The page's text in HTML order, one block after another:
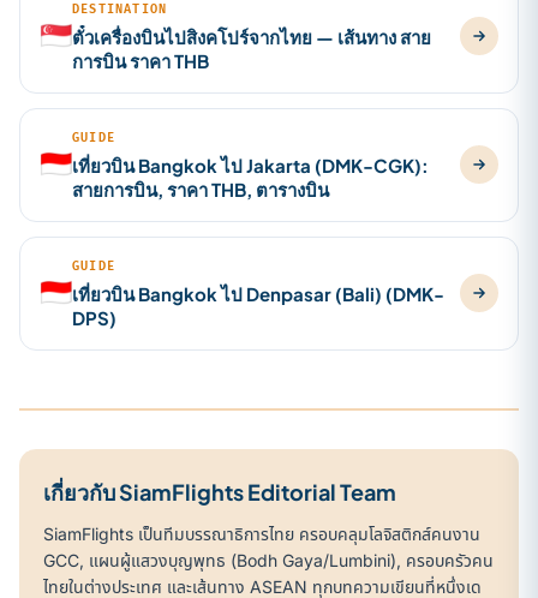
🇸🇬
DESTINATION
ตั๋วเครื่องบินไปสิงคโปร์จากไทย — เส้นทาง สาย
การบิน ราคา THB
🇮🇩
GUIDE
เที่ยวบิน Bangkok ไป Jakarta (DMK-CGK):
สายการบิน, ราคา THB, ตารางบิน
🇮🇩
GUIDE
เที่ยวบิน Bangkok ไป Denpasar (Bali) (DMK-
DPS)
เกี่ยวกับ SiamFlights Editorial Team
SiamFlights เป็นทีมบรรณาธิการไทย ครอบคลุมโลจิสติกส์คนงาน
GCC, แผนผู้แสวงบุญพุทธ (Bodh Gaya/Lumbini), ครอบครัวคน
ไทยในต่างประเทศ และเส้นทาง ASEAN ทุกบทความเขียนที่หนึ่งเด